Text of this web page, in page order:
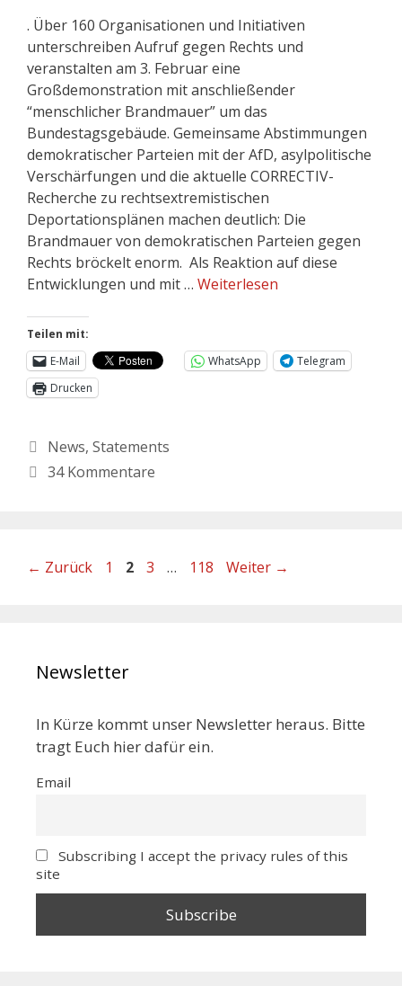
. Über 160 Organisationen und Initiativen
unterschreiben Aufruf gegen Rechts und
veranstalten am 3. Februar eine
Großdemonstration mit anschließender
“menschlicher Brandmauer” um das
Bundestagsgebäude. Gemeinsame Abstimmungen
demokratischer Parteien mit der AfD, asylpolitische
Verschärfungen und die aktuelle CORRECTIV-
Recherche zu rechtsextremistischen
Deportationsplänen machen deutlich: Die
Brandmauer von demokratischen Parteien gegen
Rechts bröckelt enorm. Als Reaktion auf diese
Entwicklungen und mit … Weiterlesen
Teilen mit:
E-Mail
WhatsApp
Telegram
Drucken
News, Statements
34 Kommentare
← Zurück 1 2 3 … 118 Weiter →
Newsletter
In Kürze kommt unser Newsletter heraus. Bitte
tragt Euch hier dafür ein.
Email
Subscribing I accept the privacy rules of this
site